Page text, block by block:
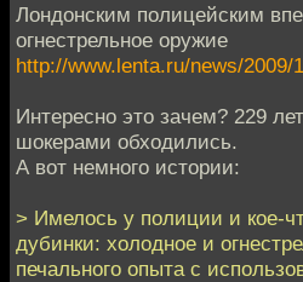
Лондонским полицейским
огнестрельное оружие
http://www.lenta.ru/news/2009/
Интересно это зачем? 229
шокерами обходились.
А вот немного истории:
> Имелось у полиции и кое-
дубинки: холодное и
печального опыта с